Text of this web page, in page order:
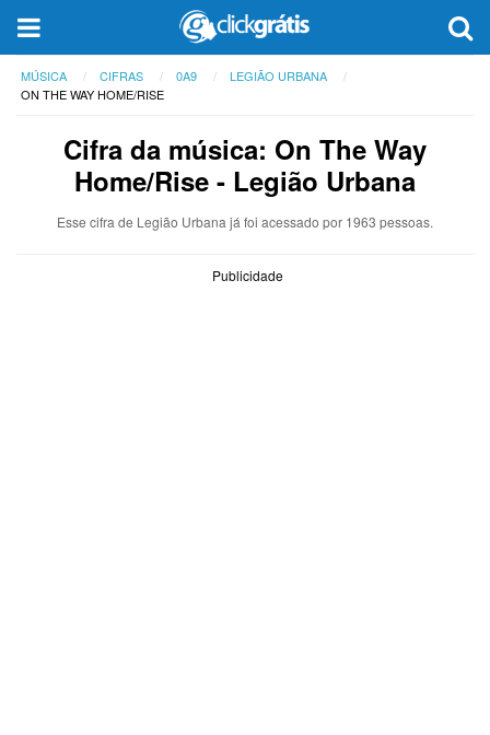
MÚSICA CIFRAS 0A9
LEGIÃO URBANA
ON THE WAY HOME/RISE
Cifra da música: On The Way
Home/Rise - Legião Urbana
Esse cifra de Legião Urbana já foi acessado por 1963 pessoas.
Publicidade